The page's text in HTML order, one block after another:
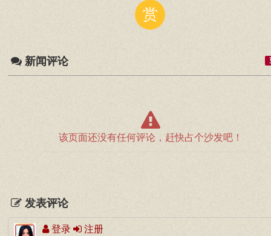
赏
新闻评论
该页面还没有任何评论，赶快占个沙发吧！
发表评论
登录 注册